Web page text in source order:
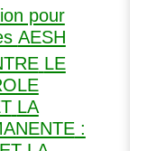
pour
AESH
LE
LA
: